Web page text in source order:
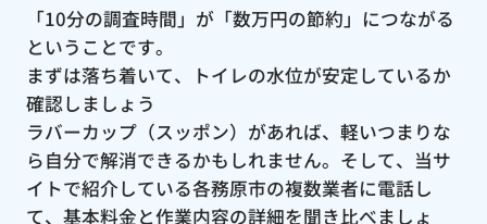
「10分の調査時間」が「数万円の節約」につながる
ということです。
まずは落ち着いて、トイレの水位が安定しているか
確認しましょう
ラバーカップ（スッポン）があれば、軽いつまりな
ら自分で解消できるかもしれません。そして、当サ
イトで紹介している各務原市の複数業者に電話し
て、基本料金と作業内容の詳細を聞き比べましょ